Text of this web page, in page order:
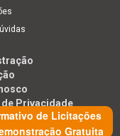
de Licitações
Gratuita
Privacidade